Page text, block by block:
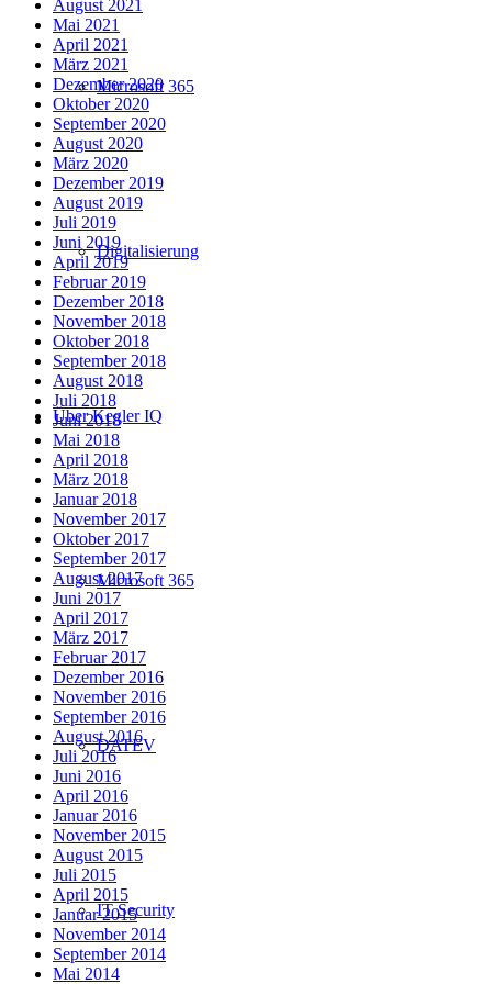
Microsoft 365
Digitalisierung
Über Kegler IQ
Microsoft 365
DATEV
IT Security
August 2021
Mai 2021
April 2021
März 2021
Dezember 2020
Oktober 2020
September 2020
August 2020
März 2020
Dezember 2019
August 2019
Juli 2019
Juni 2019
April 2019
Februar 2019
Dezember 2018
November 2018
Oktober 2018
September 2018
August 2018
Juli 2018
Juni 2018
Mai 2018
April 2018
März 2018
Januar 2018
November 2017
Oktober 2017
September 2017
August 2017
Juni 2017
April 2017
März 2017
Februar 2017
Dezember 2016
November 2016
September 2016
August 2016
Juli 2016
Juni 2016
April 2016
Januar 2016
November 2015
August 2015
Juli 2015
April 2015
Januar 2015
November 2014
September 2014
Mai 2014